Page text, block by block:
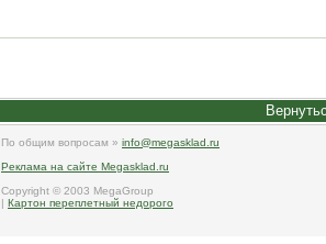
По общим вопросам » info@megasklad.ru
Реклама на сайте Megasklad.ru
Copyright © 2003 MegaGroup
| Картон переплетный недорого